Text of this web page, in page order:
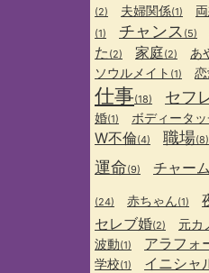
(2) 夫婦関係(1)
(1) チャンス (5)
た (2) 家庭(2) あ
ソウルメイト (1)
仕事(18) セフ
婚(1) ボディータ
W不倫(4) 職場(8)
運命(9) チャー
(24) 赤ちゃん(1)
セレブ婚(2) 元カ
波動(1) アラフォ
学校(1) イニシャ